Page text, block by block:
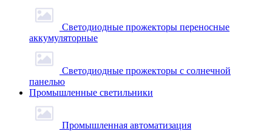
Светодиодные прожекторы переносные
аккумуляторные
Светодиодные прожекторы с солнечной
панелью
Промышленные светильники
Промышленная автоматизация